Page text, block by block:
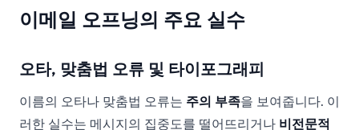
이메일 오프닝의 주요 실수
오타, 맞춤법 오류 및 타이포그래피
이름의 오타나 맞춤법 오류는 주의 부족을 보여줍니다. 이
러한 실수는 메시지의 집중도를 떨어뜨리거나 비전문적